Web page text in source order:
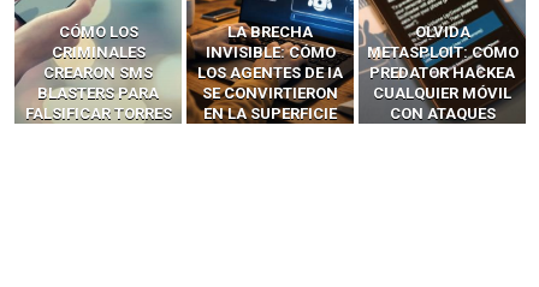
LA BRECHA
INVISIBLE: CÓMO
LOS AGENTES DE IA
SE CONVIRTIERON
EN LA SUPERFICIE
OLVIDA
METASPLOIT: CÓMO
PREDATOR HACKEA
CUALQUIER MÓVIL
CON ATAQUES
CÓMO LOS HACKERS
INTERCEPTAN OTPS
Y LLAMADAS
MÓVILES SIN
‘HACKEAR’ — EL